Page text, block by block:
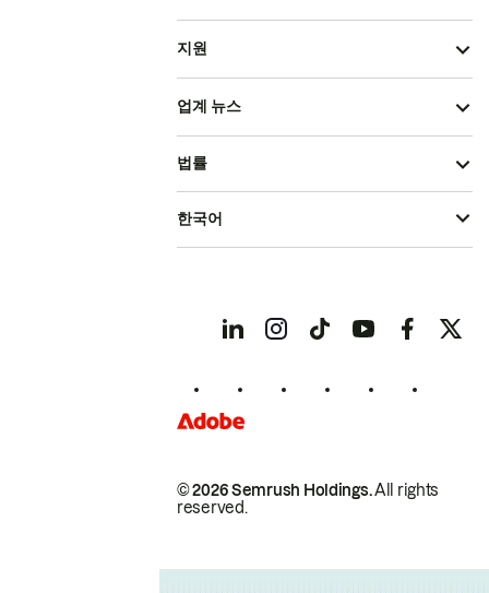
지원
업계 뉴스
© 2026 Semrush Holdings.All rights
reserved.
법률
한국어